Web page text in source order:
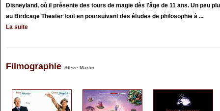
Disneyland, où il présente des tours de magie dès l'âge de 11 ans. Un peu
au Birdcage Theater tout en poursuivant des études de philosophie à ...
La suite
Filmographie Steve Martin